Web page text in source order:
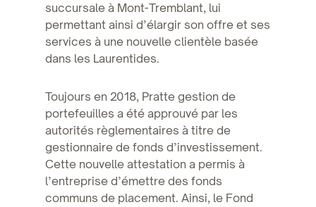
succursale à Mont-Tremblant, lui
permettant ainsi d’élargir son offre et ses
services à une nouvelle clientèle basée
dans les Laurentides.
Toujours en 2018, Pratte gestion de
portefeuilles a été approuvé par les
autorités règlementaires à titre de
gestionnaire de fonds d’investissement.
Cette nouvelle attestation a permis à
l’entreprise d’émettre des fonds
communs de placement. Ainsi, le Fond